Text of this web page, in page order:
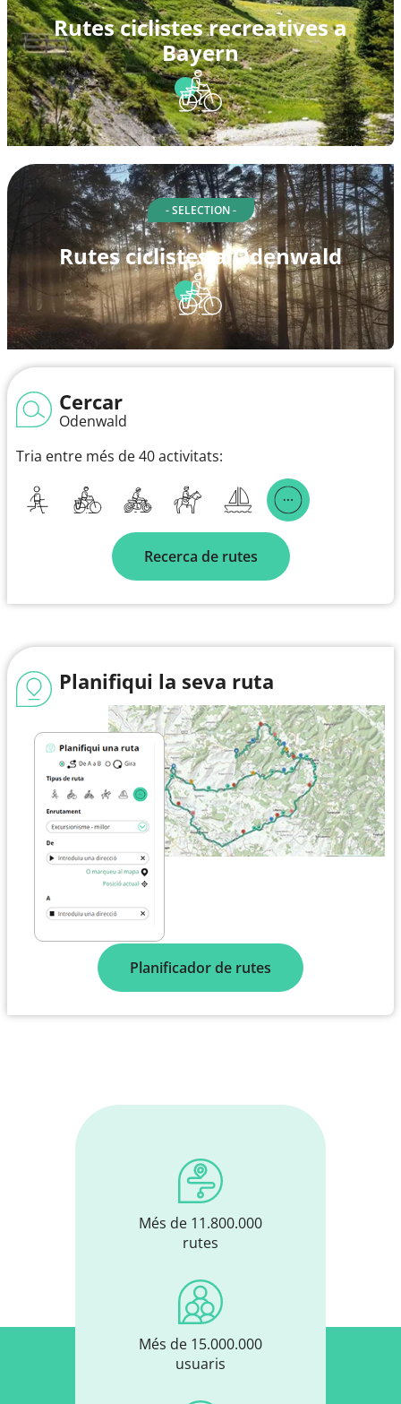
Rutes ciclistes recreatives a
Bayern
- SELECTION -
Rutes ciclistes a Odenwald
Cercar
Odenwald
Tria entre més de 40 activitats:
Recerca de rutes
Planifiqui la seva ruta
Planificador de rutes
Més de 11.800.000
rutes
Més de 15.000.000
usuaris